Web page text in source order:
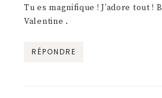
Tu es magnifique ! J’adore tout !
Valentine .
RÉPONDRE